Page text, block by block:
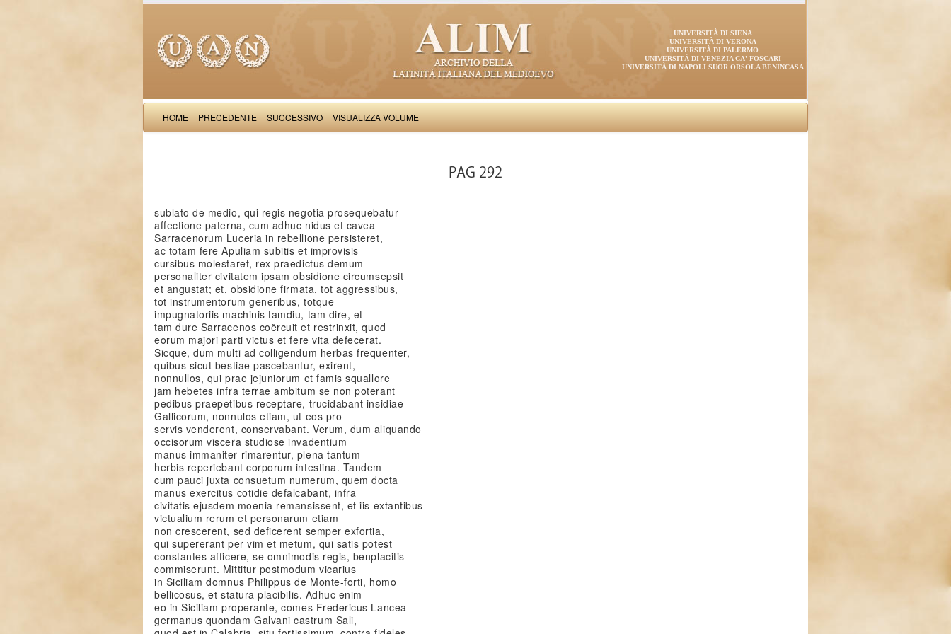
UNIVERSITÀ DI SIENA
UNIVERSITÀ DI VERONA
UNIVERSITÀ DI PALERMO
UNIVERSITÀ DI VENEZIA CA' FOSCARI
UNIVERSITÀ DI NAPOLI SUOR ORSOLA BENINCASA
HOME PRECEDENTE SUCCESSIVO VISUALIZZA VOLUME
PAG 292
sublato de medio, qui regis negotia prosequebatur
affectione paterna, cum adhuc nidus et cavea
Sarracenorum Luceria in rebellione persisteret,
ac totam fere Apuliam subitis et improvisis
cursibus molestaret, rex praedictus demum
personaliter civitatem ipsam obsidione circumsepsit
et angustat; et, obsidione firmata, tot aggressibus,
tot instrumentorum generibus, totque
impugnatoriis machinis tamdiu, tam dire, et
tam dure Sarracenos coërcuit et restrinxit, quod
eorum majori parti victus et fere vita defecerat.
Sicque, dum multi ad colligendum herbas frequenter,
quibus sicut bestiae pascebantur, exirent,
nonnullos, qui prae jejuniorum et famis squallore
jam hebetes infra terrae ambitum se non poterant
pedibus praepetibus receptare, trucidabant insidiae
Gallicorum, nonnulos etiam, ut eos pro
servis venderent, conservabant. Verum, dum aliquando
occisorum viscera studiose invadentium
manus immaniter rimarentur, plena tantum
herbis reperiebant corporum intestina. Tandem
cum pauci juxta consuetum numerum, quem docta
manus exercitus cotidie defalcabant, infra
civitatis ejusdem moenia remansissent, et iis extantibus
victualium rerum et personarum etiam
non crescerent, sed deficerent semper exfortia,
qui supererant per vim et metum, qui satis potest
constantes afficere, se omnimodis regis, benplacitis
commiserunt. Mittitur postmodum vicarius
in Siciliam domnus Philippus de Monte-forti, homo
bellicosus, et statura placibilis. Adhuc enim
eo in Siciliam properante, comes Fredericus Lancea
germanus quondam Galvani castrum Sali,